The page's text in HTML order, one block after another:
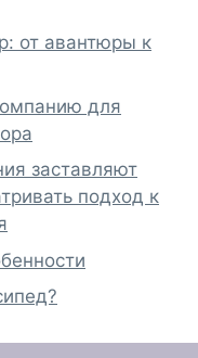
от авантюры к
для
заставляют
подход к